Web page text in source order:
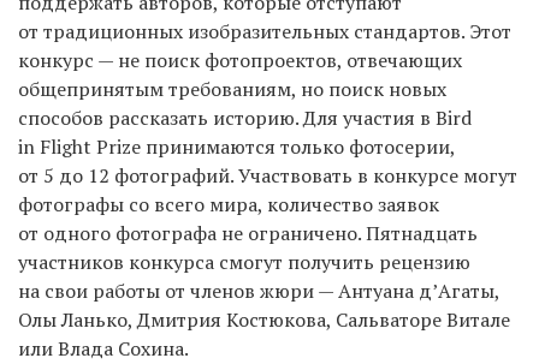
от традиционных изобразительных стандартов. Этот
конкурс — не поиск фотопроектов, отвечающих
общепринятым требованиям, но поиск новых
способов рассказать историю. Для участия в Bird
in Flight Prize принимаются только фотосерии,
от 5 до 12 фотографий. Участвовать в конкурсе могут
фотографы со всего мира, количество заявок
от одного фотографа не ограничено. Пятнадцать
участников конкурса смогут получить рецензию
на свои работы от членов жюри — Антуана д’Агаты,
Олы Ланько, Дмитрия Костюкова, Сальваторе Витале
или Влада Сохина.